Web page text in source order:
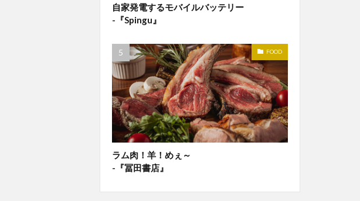
自家発電するモバイルバッテリー
-『Spingu』
FOOD
ラム肉！羊！めぇ～
-『冨田書店』